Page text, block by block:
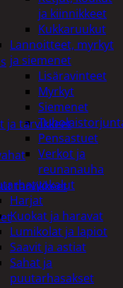
ja kiinnikkeet
Kukkaruukut
Lannoitteet, myrkyt
ja siemenet
Lisäravinteet
Myrkyt
Siemenet
Pensastuet
Verkot ja
reunanauha
Harjat
Kuokat ja haravat
Lumikolat ja lapiot
Saavit ja astiat
Sahat ja
puutarhasakset
ja tarvikkeet
tarvikkeet